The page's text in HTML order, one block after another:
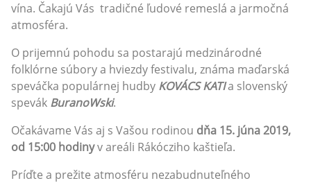
vína. Čakajú Vás tradičné ľudové remeslá a jarmočná
atmosféra.
O prijemnú pohodu sa postarajú medzinárodné
folklórne súbory a hviezdy festivalu, známa maďarská
speváčka populárnej hudby KOVÁCS KATIa slovenský
spevák BuranoWski.
Očakávame Vás aj s Vašou rodinou dňa 15. júna 2019,
od 15:00 hodinyv areáli Rákócziho kaštieľa.
Príďte a prežite atmosféru nezabudnuteľného